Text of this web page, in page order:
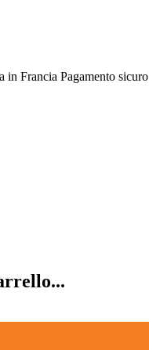
in Francia Pagamento sicuro